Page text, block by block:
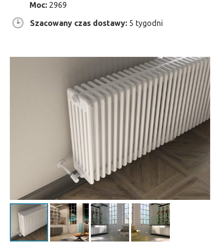
Moc: 2969
Szacowany czas dostawy: 5 tygodni